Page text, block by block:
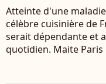
Atteinte d'une
célèbre cuisinière de
serait dépendante et
quotidien. Maite Paris